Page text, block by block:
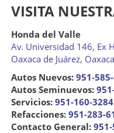
VISITA
Honda del Valle
Av. Universidad 146, Ex
Oaxaca de Juárez, Oaxaca
Autos Nuevos: 951-
Autos Seminuevos:
Servicios: 951-160-3284
Refacciones: 951-283-
Contacto General: